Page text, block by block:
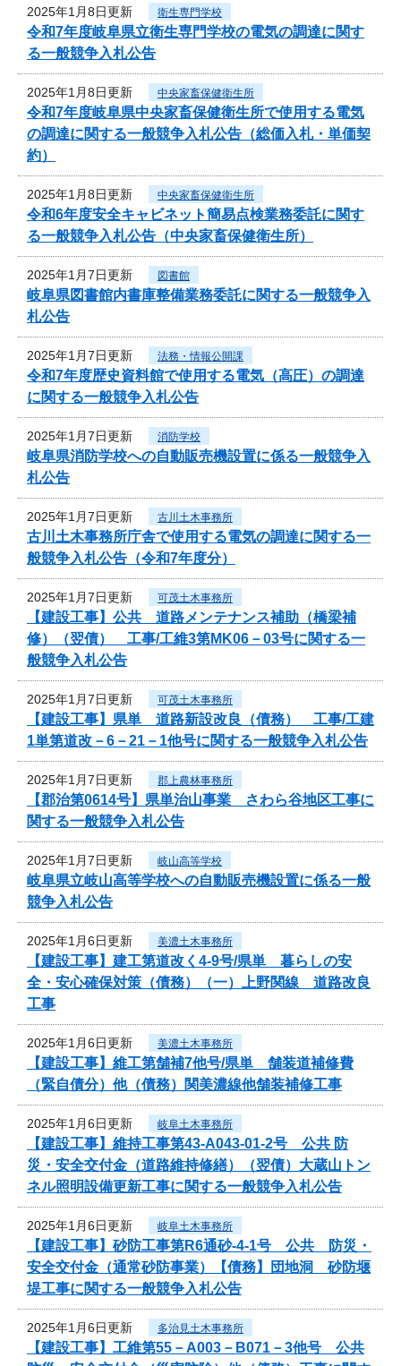
2025年1月8日更新 衛生専門学校
令和7年度岐阜県立衛生専門学校の電気の調達に関す
る一般競争入札公告
2025年1月8日更新 中央家畜保健衛生所
令和7年度岐阜県中央家畜保健衛生所で使用する電気
の調達に関する一般競争入札公告（総価入札・単価契
約）
2025年1月8日更新 中央家畜保健衛生所
令和6年度安全キャビネット簡易点検業務委託に関す
る一般競争入札公告（中央家畜保健衛生所）
2025年1月7日更新 図書館
岐阜県図書館内書庫整備業務委託に関する一般競争入
札公告
2025年1月7日更新 法務・情報公開課
令和7年度歴史資料館で使用する電気（高圧）の調達
に関する一般競争入札公告
2025年1月7日更新 消防学校
岐阜県消防学校への自動販売機設置に係る一般競争入
札公告
2025年1月7日更新 古川土木事務所
古川土木事務所庁舎で使用する電気の調達に関する一
般競争入札公告（令和7年度分）
2025年1月7日更新 可茂土木事務所
【建設工事】公共 道路メンテナンス補助（橋梁補
修）（翌債） 工事/工維3第MK06－03号に関する一
般競争入札公告
2025年1月7日更新 可茂土木事務所
【建設工事】県単 道路新設改良（債務） 工事/工建
1単第道改－6－21－1他号に関する一般競争入札公告
2025年1月7日更新 郡上農林事務所
【郡治第0614号】県単治山事業 さわら谷地区工事に
関する一般競争入札公告
2025年1月7日更新 岐山高等学校
岐阜県立岐山高等学校への自動販売機設置に係る一般
競争入札公告
2025年1月6日更新 美濃土木事務所
【建設工事】建工第道改く4-9号/県単 暮らしの安
全・安心確保対策（債務）（一）上野関線 道路改良
工事
2025年1月6日更新 美濃土木事務所
【建設工事】維工第舗補7他号/県単 舗装道補修費
（緊自債分）他（債務）関美濃線他舗装補修工事
2025年1月6日更新 岐阜土木事務所
【建設工事】維持工事第43-A043-01-2号 公共 防
災・安全交付金（道路維持修繕）（翌債）大蔵山トン
ネル照明設備更新工事に関する一般競争入札公告
2025年1月6日更新 岐阜土木事務所
【建設工事】砂防工事第R6通砂-4-1号 公共 防災・
安全交付金（通常砂防事業）【債務】団地洞 砂防堰
堤工事に関する一般競争入札公告
2025年1月6日更新 多治見土木事務所
【建設工事】工維第55－A003－B071－3他号 公共